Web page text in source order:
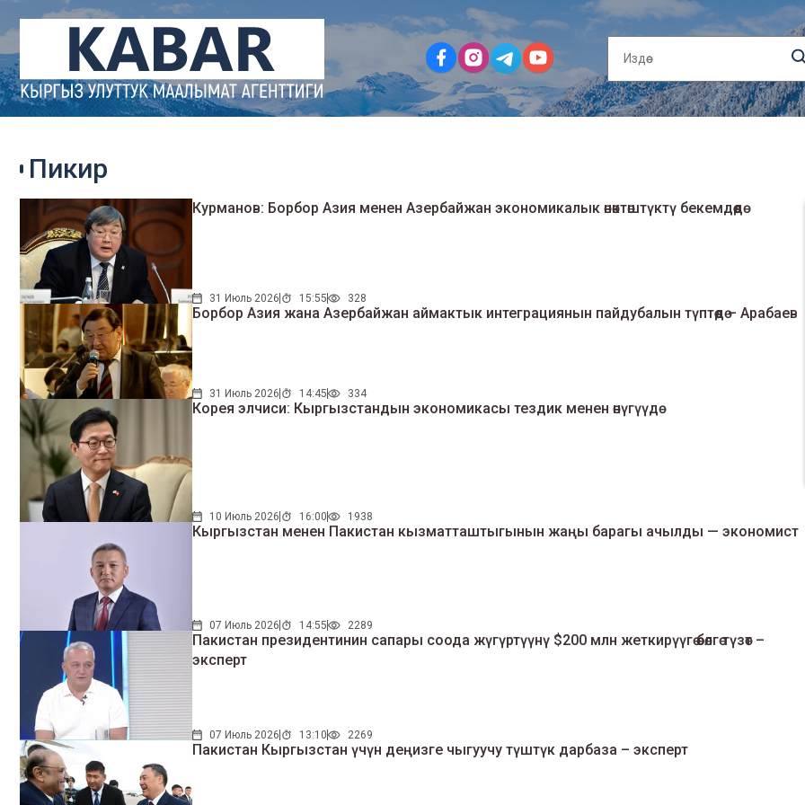
Пикир
Курманов: Борбор Азия менен Азербайжан экономикалык өнөктөштүктү бекемдөөдө
31 Июль 2026 15:55 328
Борбор Азия жана Азербайжан аймактык интеграциянын пайдубалын түптөөдө – Арабаев
31 Июль 2026 14:45 334
Корея элчиси: Кыргызстандын экономикасы тездик менен өнүгүүдө
10 Июль 2026 16:00 1938
Кыргызстан менен Пакистан кызматташтыгынын жаңы барагы ачылды — экономист
07 Июль 2026 14:55 2289
Пакистан президентинин сапары соода жүгүртүүнү $200 млн жеткирүүгө өбөлгө түзөт –
эксперт
07 Июль 2026 13:10 2269
Пакистан Кыргызстан үчүн деңизге чыгуучу түштүк дарбаза – эксперт